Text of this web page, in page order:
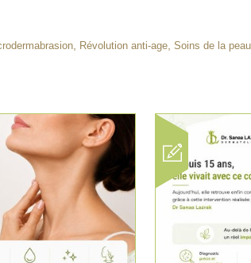
Révolution anti-age Soins de la peau